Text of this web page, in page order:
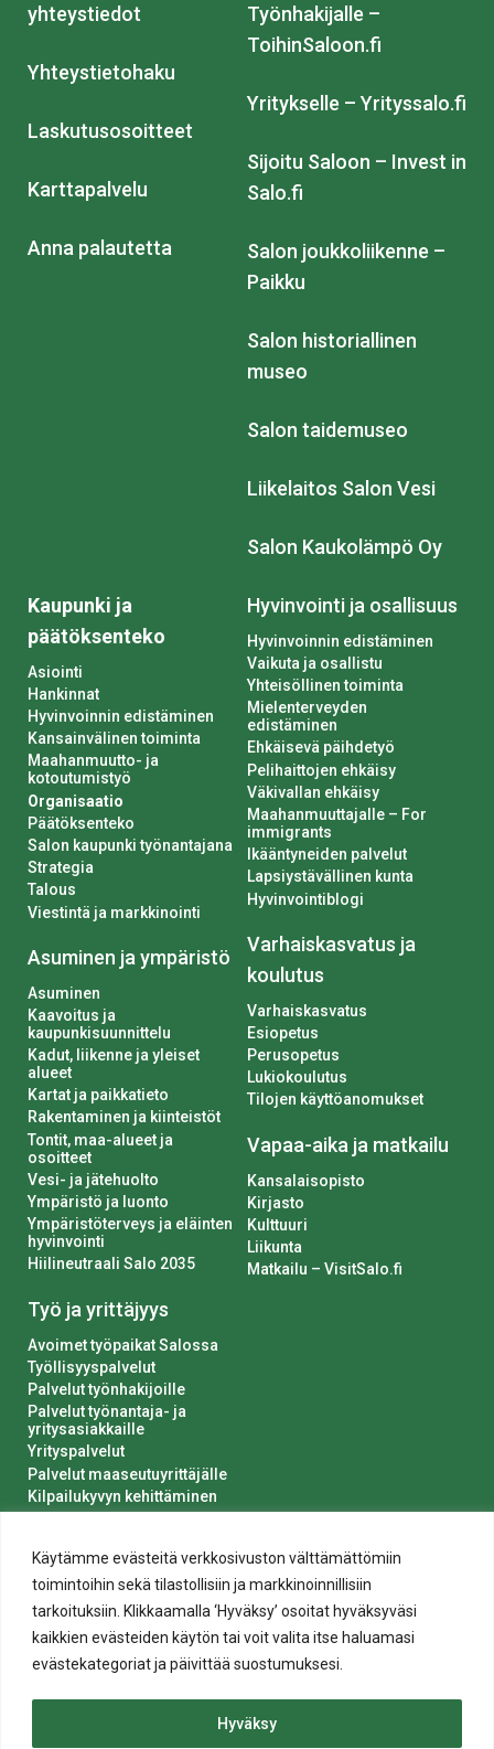
Käytämme evästeitä verkkosivuston välttämättömiin
toimintoihin sekä tilastollisiin ja markkinoinnillisiin
tarkoituksiin. Klikkaamalla ‘Hyväksy’ osoitat hyväksyväsi
kaikkien evästeiden käytön tai voit valita itse haluamasi
evästekategoriat ja päivittää suostumuksesi.
Hyväksy
yhteystiedot
Yhteystietohaku
Laskutusosoitteet
Karttapalvelu
Anna palautetta
Työnhakijalle –
ToihinSaloon.fi
Yritykselle – Yrityssalo.fi
Sijoitu Saloon – Invest in
Salo.fi
Salon joukkoliikenne –
Paikku
Salon historiallinen
museo
Salon taidemuseo
Liikelaitos Salon Vesi
Salon Kaukolämpö Oy
Kaupunki ja
päätöksenteko
Asiointi
Hankinnat
Hyvinvoinnin edistäminen
Kansainvälinen toiminta
Maahanmuutto- ja
kotoutumistyö
Organisaatio
Päätöksenteko
Salon kaupunki työnantajana
Strategia
Talous
Viestintä ja markkinointi
Asuminen ja ympäristö
Asuminen
Kaavoitus ja
kaupunkisuunnittelu
Kadut, liikenne ja yleiset
alueet
Kartat ja paikkatieto
Rakentaminen ja kiinteistöt
Tontit, maa-alueet ja
osoitteet
Vesi- ja jätehuolto
Ympäristö ja luonto
Ympäristöterveys ja eläinten
hyvinvointi
Hiilineutraali Salo 2035
Työ ja yrittäjyys
Avoimet työpaikat Salossa
Työllisyyspalvelut
Palvelut työnhakijoille
Palvelut työnantaja- ja
yritysasiakkaille
Yrityspalvelut
Palvelut maaseutuyrittäjälle
Kilpailukyvyn kehittäminen
Hyvinvointi ja osallisuus
Hyvinvoinnin edistäminen
Vaikuta ja osallistu
Yhteisöllinen toiminta
Mielenterveyden
edistäminen
Ehkäisevä päihdetyö
Pelihaittojen ehkäisy
Väkivallan ehkäisy
Maahanmuuttajalle – For
immigrants
Ikääntyneiden palvelut
Lapsiystävällinen kunta
Hyvinvointiblogi
Varhaiskasvatus ja
koulutus
Varhaiskasvatus
Esiopetus
Perusopetus
Lukiokoulutus
Tilojen käyttöanomukset
Vapaa-aika ja matkailu
Kansalaisopisto
Kirjasto
Kulttuuri
Liikunta
Matkailu – VisitSalo.fi